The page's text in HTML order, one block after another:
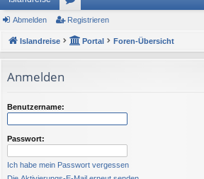
or
en
Abmelden Registrieren
Islandreise Portal Foren-Übersicht
Anmelden
Benutzername:
Passwort:
Ich habe mein Passwort vergessen